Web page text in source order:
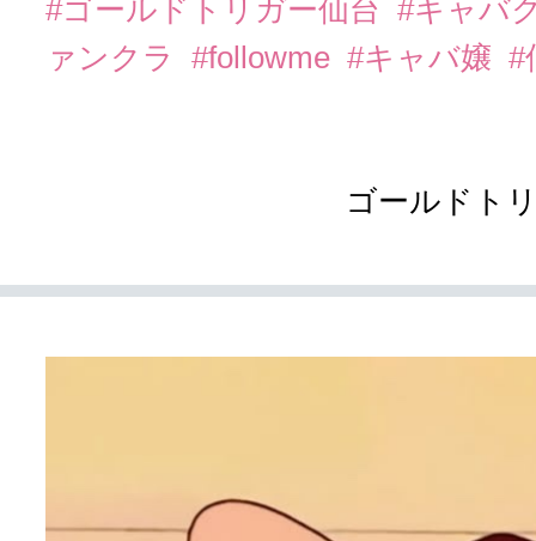
#ゴールドトリガー仙台
#キャバ
ァンクラ
#followme #キャバ嬢 #
ゴールドト